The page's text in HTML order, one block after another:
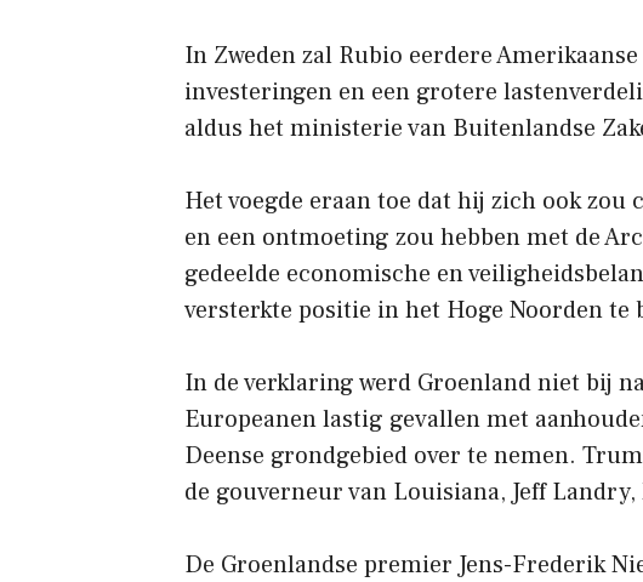
In Zweden zal Rubio eerdere
investeringen en een grotere
aldus het ministerie van Buitenlandse
Het voegde eraan toe dat hij zich ook
en een ontmoeting zou hebben met de
gedeelde economische en
versterkte positie in het Hoge Noorden te
In de verklaring werd Groenland niet bij
Europeanen lastig gevallen met
Deense grondgebied over te nemen.
de gouverneur van Louisiana, Jeff
De Groenlandse premier Jens-Frederik